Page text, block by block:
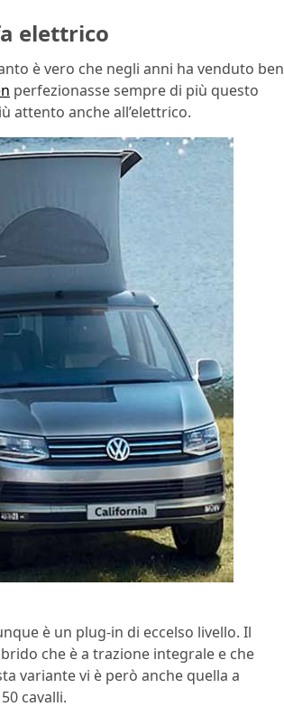
elettrico
è vero che negli anni ha venduto ben
perfezionasse sempre di più questo
attento anche all’elettrico.
è un plug-in di eccelso livello. Il
che è a trazione integrale e che
variante vi è però anche quella a
cavalli.